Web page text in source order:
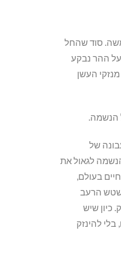
משה. סוד שהחל
ההר נבקע
העשן
הנשמה.
של
לגאול את
בעולם,
הרעב
כיון שיש
להינזק